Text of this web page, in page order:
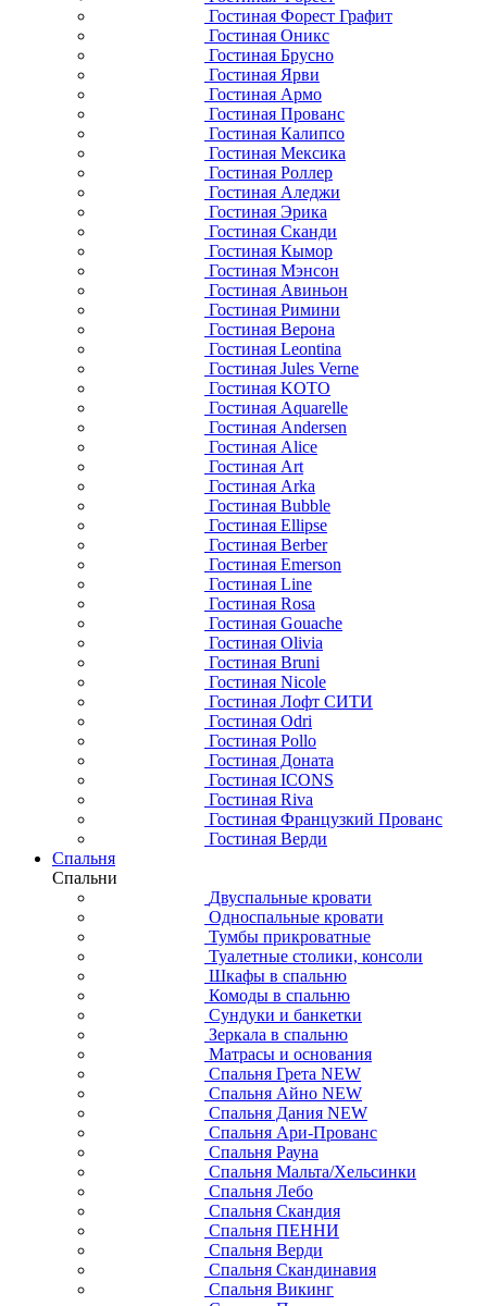
Гостиная Форест Графит
Гостиная Оникс
Гостиная Брусно
Гостиная Ярви
Гостиная Армо
Гостиная Прованс
Гостиная Калипсо
Гостиная Мексика
Гостиная Роллер
Гостиная Аледжи
Гостиная Эрика
Гостиная Сканди
Гостиная Кымор
Гостиная Мэнсон
Гостиная Авиньон
Гостиная Римини
Гостиная Верона
Гостиная Leontina
Гостиная Jules Verne
Гостиная KOTO
Гостиная Aquarelle
Гостиная Andersen
Гостиная Alice
Гостиная Art
Гостиная Arka
Гостиная Bubble
Гостиная Ellipse
Гостиная Berber
Гостиная Emerson
Гостиная Line
Гостиная Rosa
Гостиная Gouache
Гостиная Olivia
Гостиная Bruni
Гостиная Nicole
Гостиная Лофт СИТИ
Гостиная Odri
Гостиная Pollo
Гостиная Доната
Гостиная ICONS
Гостиная Riva
Гостиная Французкий Прованс
Гостиная Верди
Спальня
Спальни
Двуспальные кровати
Односпальные кровати
Тумбы прикроватные
Туалетные столики, консоли
Шкафы в спальню
Комоды в спальню
Сундуки и банкетки
Зеркала в спальню
Матрасы и основания
Спальня Грета NEW
Спальня Айно NEW
Спальня Дания NEW
Спальня Ари-Прованс
Спальня Рауна
Спальня Мальта/Хельсинки
Спальня Лебо
Спальня Скандия
Спальня ПЕННИ
Спальня Верди
Спальня Скандинавия
Спальня Викинг